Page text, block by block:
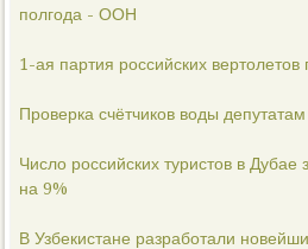
полгода - ООН
1-ая партия российских вертолетов
Проверка счётчиков воды
Число российских туристов в Дубае
на 9%
В Узбекистане разработали